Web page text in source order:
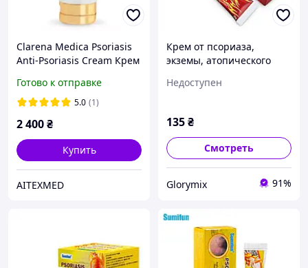
Clarena Medica Psoriasis
Anti-Psoriasis Cream Крем
Псориаза 200 мл Польша
Доставка из ЕС
Готово к отправке
5.0 (1)
2 400₴
Купить
AITEXMED
Крем от псориаза,
экземы, атопического
Psoriasis Cream, туба 20 г
Недоступен
135₴
Смотреть
Glorymix 91%